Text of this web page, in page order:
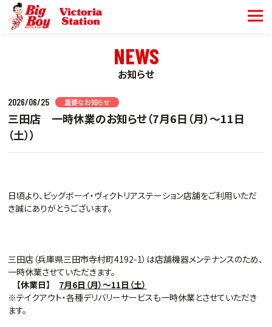
NEWS
お知らせ
2026/06/25 重要なお知らせ
三田店 一時休業のお知らせ（7月6日（月）～11日
（土））
日頃より、ビッグボーイ・ヴィクトリアステーション店舗をご利用いただ
き誠にありがとうございます。
三田店（兵庫県三田市寺村町4192-1）は店舗機器メンテナンスのため、
一時休業させていただきます。
【休業日】 7月6日（月）～11日（土）
※テイクアウト・各種デリバリーサービスも一時休業とさせていただき
ます。